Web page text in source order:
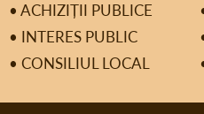
• ACHIZIȚII PUBLICE
• INTERES PUBLIC
• CONSILIUL LOCAL